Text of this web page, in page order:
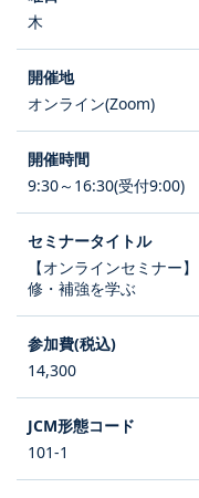
木
オンライン(Zoom)
9:30～16:30(受付9:00)
【オンラインセミナー
修・補強を学ぶ
14,300
101-1